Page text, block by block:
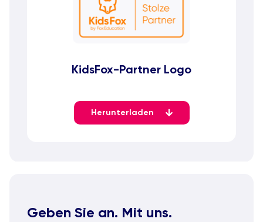
KidsFox-Partner Logo
Herunterladen
Geben Sie an. Mit uns.